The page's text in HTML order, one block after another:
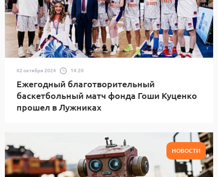
02 октября 2024 14:20
Ежегодный благотворительный
баскетбольный матч фонда Гоши Куценко
прошел в Лужниках
НОВОСТИ